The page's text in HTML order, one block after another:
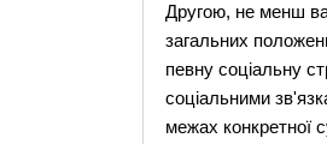
Другою, не менш
загальних
певну соціальну
соціальними
межах конкретної